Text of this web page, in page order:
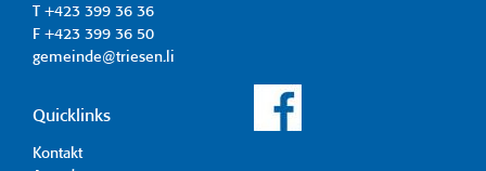
T +423 399 36 36
F +423 399 36 50
gemeinde@triesen.li
Quicklinks
Kontakt